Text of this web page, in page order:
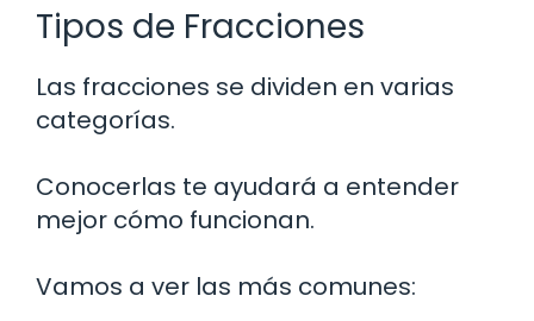
Tipos de Fracciones
Las fracciones se dividen en varias
categorías.
Conocerlas te ayudará a entender
mejor cómo funcionan.
Vamos a ver las más comunes: